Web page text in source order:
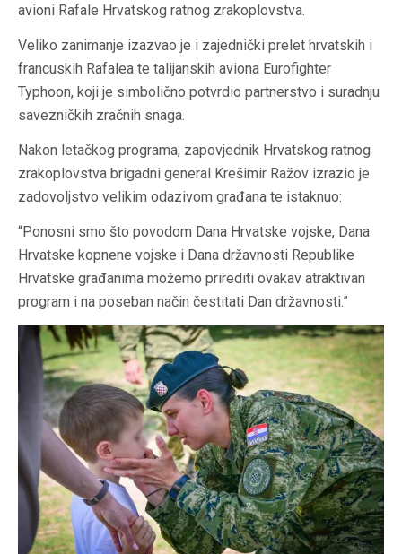
avioni Rafale Hrvatskog ratnog zrakoplovstva.
Veliko zanimanje izazvao je i zajednički prelet hrvatskih i
francuskih Rafalea te talijanskih aviona Eurofighter
Typhoon, koji je simbolično potvrdio partnerstvo i suradnju
savezničkih zračnih snaga.
Nakon letačkog programa, zapovjednik Hrvatskog ratnog
zrakoplovstva brigadni general Krešimir Ražov izrazio je
zadovoljstvo velikim odazivom građana te istaknuo:
“Ponosni smo što povodom Dana Hrvatske vojske, Dana
Hrvatske kopnene vojske i Dana državnosti Republike
Hrvatske građanima možemo prirediti ovakav atraktivan
program i na poseban način čestitati Dan državnosti.”